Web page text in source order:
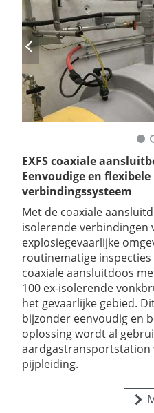
Previous Slide
EXFS coaxiale
Eenvoudige en
verbindingssysteem
Met de coaxiale
isolerende verbindingen
explosiegevaarlijke
routinematige inspecties
coaxiale aansluitdoos
100 ex-isolerende
het gevaarlijke gebied.
bijzonder eenvoudig en
oplossing wordt al
aardgastransportstation
pijpleiding.